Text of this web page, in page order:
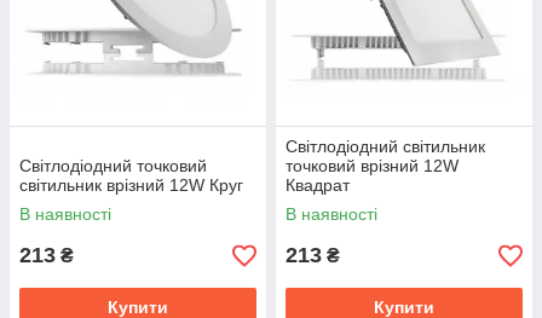
Світлодіодний точковий
світильник врізний 12W Круг
В наявності
213 ₴
Купити
Світлодіодний світильник
точковий врізний 12W
Квадрат
В наявності
213 ₴
Купити